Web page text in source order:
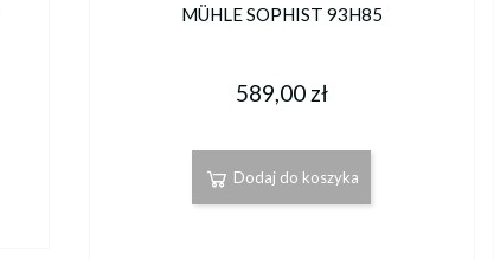
MÜHLE SOPHIST 93H85
589,00 zł
Dodaj do koszyka